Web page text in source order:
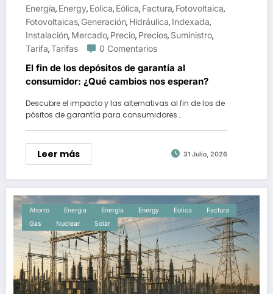
Energía, Energy, Eolica, Eólica, Factura, Fotovoltaica,
Fotovoltaicas, Generación, Hidráulica, Indexada,
Instalación, Mercado, Precio, Precios, Suministro,
Tarifa,Tarifas 0 Comentarios
El fin de los depósitos de garantía al
consumidor: ¿Qué cambios nos esperan?
Descubre el impacto y las alternativas al fin de los de
pósitos de garantía para consumidores…
Leer más 31 Julio, 2026
Ahorro Energia Energía Energy Eolica
Factura
Gas
Nuclear Solar